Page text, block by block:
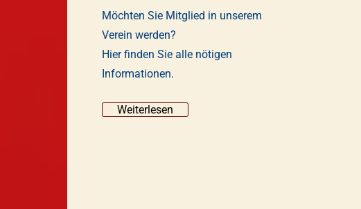
Möchten Sie Mitglied in unserem
Verein werden?
Hier finden Sie alle nötigen
Informationen.
Weiterlesen